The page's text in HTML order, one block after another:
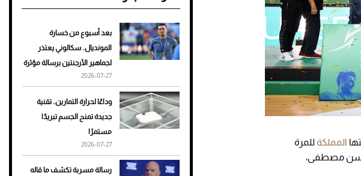
المملكة للمرة
حسن مصطفى،
تمنحك فخامة استثنائية
هوى الأبطال
أفضل تدريج للشعر الطويل
لإطلالة جريئة وعصرية
للرجال
بعد أسبوع من خسارة
المونديال.. سكالوني يعتذر
لجماهير الأرجنتين برسالة مؤثرة
2026-07-27
وداعًا لحرارة التمارين.. تقنية
جديدة تمنح الجسم تبريدًا
مستمرًا
2026-07-27
رسالة مسربة تكشف ما قاله